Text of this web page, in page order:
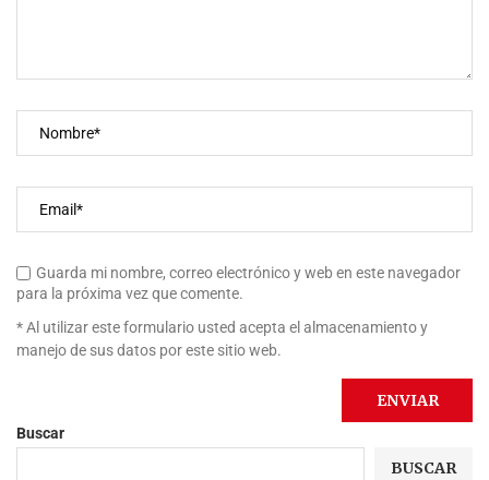
Guarda mi nombre, correo electrónico y web en este navegador
para la próxima vez que comente.
* Al utilizar este formulario usted acepta el almacenamiento y
manejo de sus datos por este sitio web.
Buscar
BUSCAR